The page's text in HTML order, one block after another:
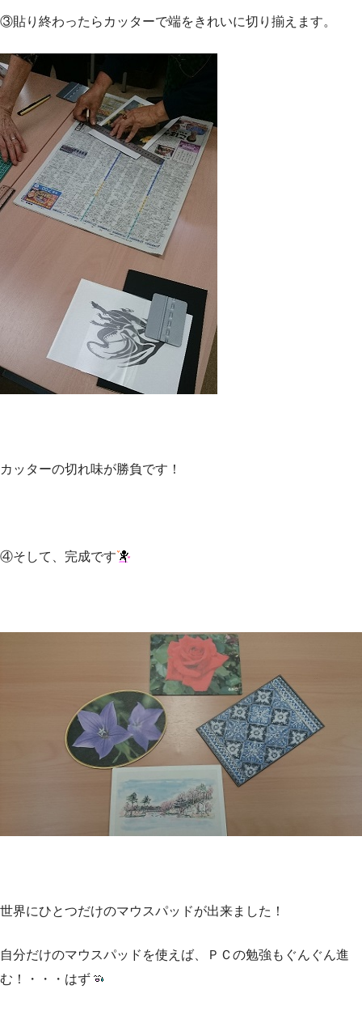
③貼り終わったらカッターで端をきれいに切り揃えます。
カッターの切れ味が勝負です！
④そして、完成です
世界にひとつだけのマウスパッドが出来ました！
自分だけのマウスパッドを使えば、ＰＣの勉強もぐんぐん進
む！・・・はず